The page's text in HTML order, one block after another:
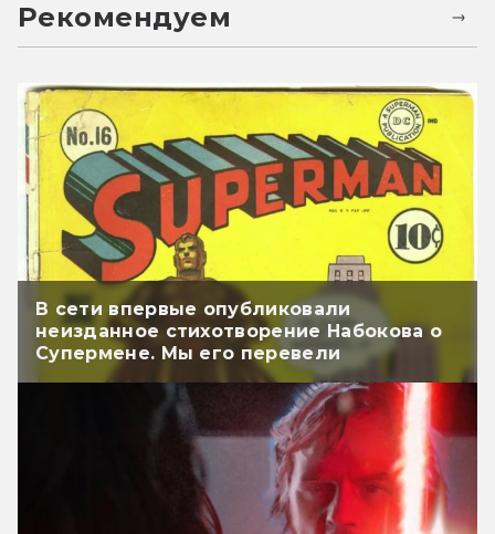
Рекомендуем
В сети впервые опубликовали
неизданное стихотворение Набокова о
Супермене. Мы его перевели